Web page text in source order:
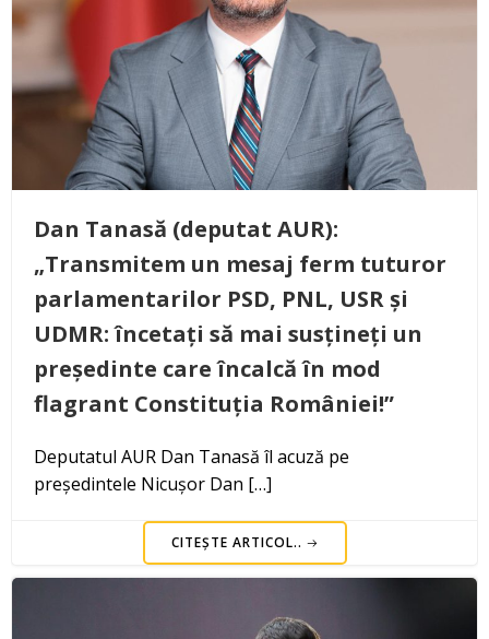
Dan Tanasă (deputat AUR):
„Transmitem un mesaj ferm tuturor
parlamentarilor PSD, PNL, USR și
UDMR: încetați să mai susțineți un
președinte care încalcă în mod
flagrant Constituția României!”
Deputatul AUR Dan Tanasă îl acuză pe
președintele Nicușor Dan […]
CITEȘTE ARTICOL..